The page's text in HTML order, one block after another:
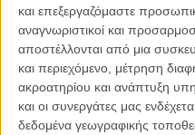
και επεξεργαζόμαστε
αναγνωριστικοί και
αποστέλλονται από μια
και περιεχόμενο, μέτρηση
ακροατηρίου και ανάπτυξη
και οι συνεργάτες μας
δεδομένα γεωγραφικής
Οι Τζέικ Τζίλενχαλ και
πρωταγωνιστούν στο
ηθοποιού Πολ Ντέινο